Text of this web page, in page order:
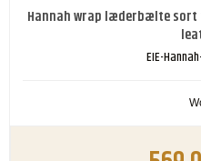
Hannah wrap læderbælte sort
EIE-